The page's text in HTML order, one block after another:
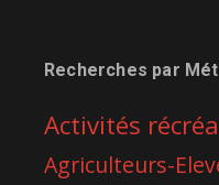
Recherches par
Activités
Agriculteurs-